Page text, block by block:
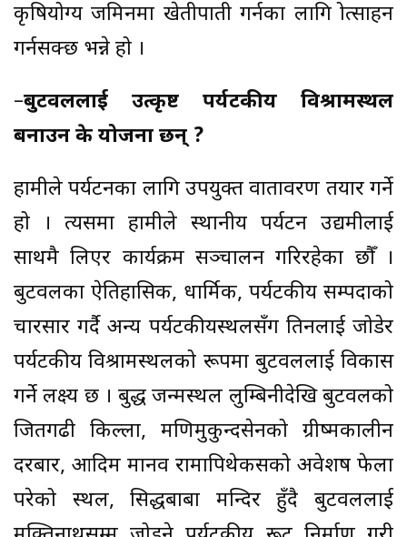
कृषियोग्य जमिनमा खेतीपाती गर्नका लागि प्रोत्साहन
गर्नसक्छ भन्ने हो ।
–बुटवललाई उत्कृष्ट पर्यटकीय विश्रामस्थल
बनाउन के योजना छन् ?
हामीले पर्यटनका लागि उपयुक्त वातावरण तयार गर्ने
हो । त्यसमा हामीले स्थानीय पर्यटन उद्यमीलाई
साथमै लिएर कार्यक्रम सञ्चालन गरिरहेका छौँ ।
बुटवलका ऐतिहासिक, धार्मिक, पर्यटकीय सम्पदाको
प्रचारप्रसार गर्दै अन्य पर्यटकीयस्थलसँग तिनलाई जोडेर
पर्यटकीय विश्रामस्थलको रूपमा बुटवललाई विकास
गर्ने लक्ष्य छ । बुद्ध जन्मस्थल लुम्बिनीदेखि बुटवलको
जितगढी किल्ला, मणिमुकुन्दसेनको ग्रीष्मकालीन
दरबार, आदिम मानव रामापिथेकसको अवेशष फेला
परेको स्थल, सिद्धबाबा मन्दिर हुँदै बुटवललाई